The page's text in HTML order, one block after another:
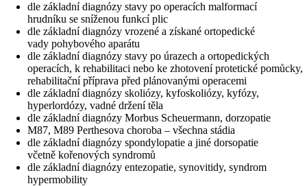
dle základní diagnózy stavy po operacích malformací
hrudníku se sníženou funkcí plic
dle základní diagnózy vrozené a získané ortopedické
vady pohybového aparátu
dle základní diagnózy stavy po úrazech a ortopedických
operacích, k rehabilitaci nebo ke zhotovení protetické pomůcky,
rehabilitační příprava před plánovanými operacemi
dle základní diagnózy skoliózy, kyfoskoliózy, kyfózy,
hyperlordózy, vadné držení těla
dle základní diagnózy Morbus Scheuermann, dorzopatie
M87, M89 Perthesova choroba – všechna stádia
dle základní diagnózy spondylopatie a jiné dorsopatie
včetně kořenových syndromů
dle základní diagnózy entezopatie, synovitidy, syndrom
hypermobility